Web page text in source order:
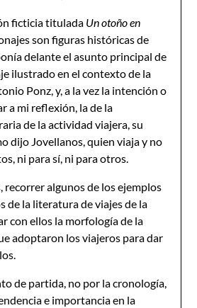
ficticia titulada Un otoño en
son figuras históricas de
delante el asunto principal de
ilustrado en el contexto de la
Ponz, y, a la vez la intención o
a mi reflexión, la de la
de la actividad viajera, su
dijo Jovellanos, quien viaja y no
ni para sí, ni para otros.
recorrer algunos de los ejemplos
de la literatura de viajes de la
con ellos la morfología de la
adoptaron los viajeros para dar
de partida, no por la cronología,
e importancia en la